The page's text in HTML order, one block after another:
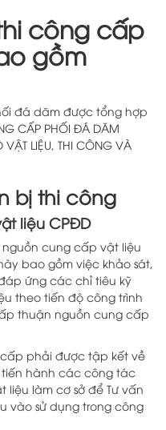
công cấp
gồm
đá dăm được tổng hợp
CẤP PHỐI ĐÁ DĂM
LIỆU, THI CÔNG VÀ
bị thi công
liệu CPĐD
cung cấp vật liệu
bao gồm việc khảo sát,
ứng các chỉ tiêu kỹ
theo tiến độ công trình
thuận nguồn cung cấp
phải được tập kết về
hành các công tác
liệu làm cơ sở để Tư vấn
vào sử dụng trong công